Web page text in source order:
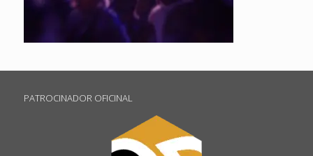
PATROCINADOR OFICINAL